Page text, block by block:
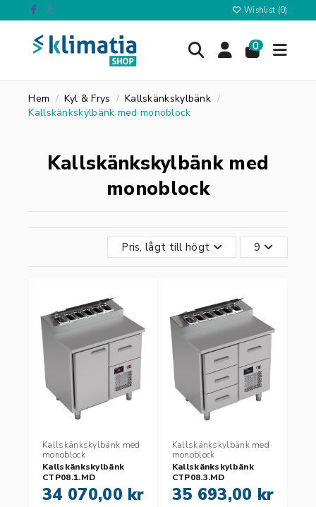
Wishlist (0)
0
Hem Kyl & Frys
Kallskänkskylbänk
Kallskänkskylbänk med monoblock
Kallskänkskylbänk med
monoblock
Pris, lågt till högt 9
Kallskänkskylbänk med
monoblock
Kallskänkskylbänk
CTP08.1.MD
34 070,00 kr
Kallskänkskylbänk med
monoblock
Kallskänkskylbänk
CTP08.3.MD
35 693,00 kr